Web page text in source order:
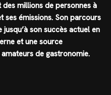
millions de personnes à
ses émissions. Son parcours
son succès actuel en
et une source
de gastronomie.